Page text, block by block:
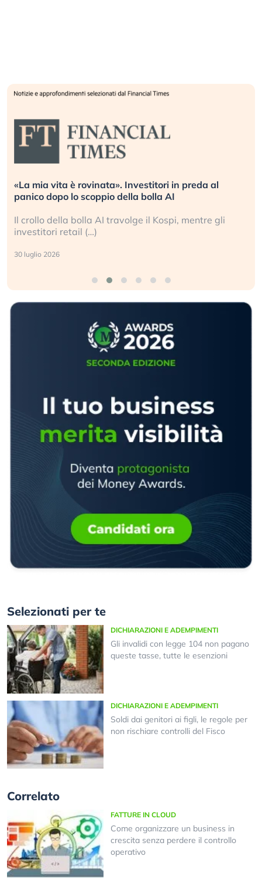
«La mia vita è rovinata». Investitori in preda al
panico dopo lo scoppio della bolla AI
Il crollo della bolla AI travolge il Kospi, mentre gli
investitori retail (…)
30 luglio 2026
Selezionati per te
DICHIARAZIONI E ADEMPIMENTI
Gli invalidi con legge 104 non pagano
queste tasse, tutte le esenzioni
DICHIARAZIONI E ADEMPIMENTI
Soldi dai genitori ai figli, le regole per
non rischiare controlli del Fisco
Correlato
FATTURE IN CLOUD
Come organizzare un business in
crescita senza perdere il controllo
operativo